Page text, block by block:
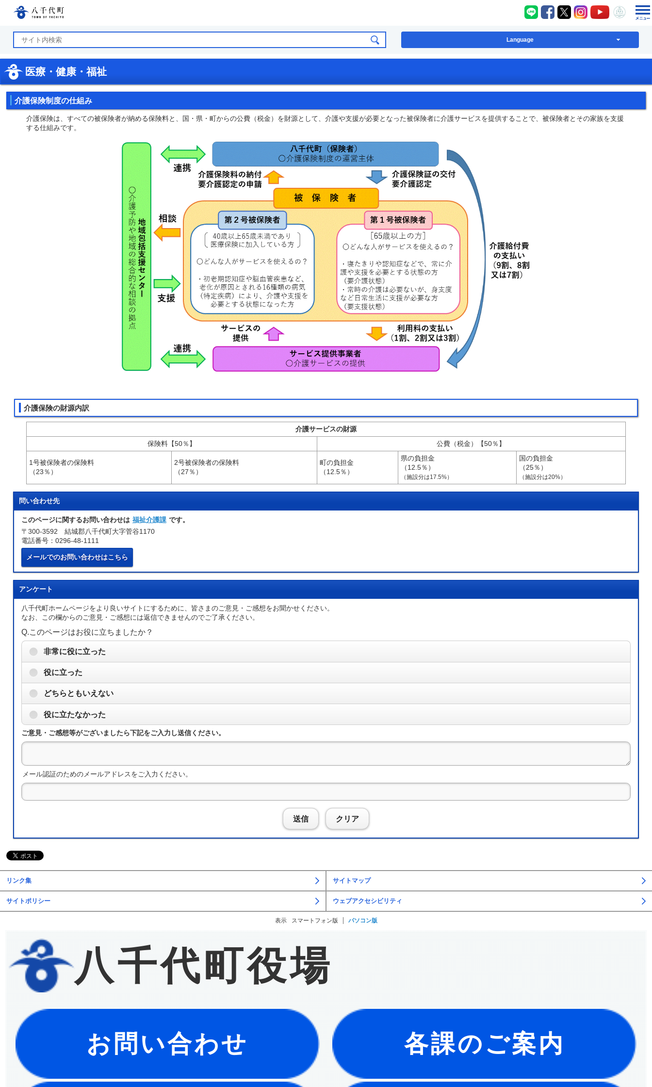
八千代町LINE
八千代町Facebook
八千代町X八千代町Instagram
八千代町八千代
Language
医療・健康・福祉
介護保険制度の仕組み
介護保険は、すべての被保険者が納める保険料と、国・県・町からの公費（税金）を財源として、介護や支援が必要となった被保険者に介護サービスを提供することで、被保険者とその家族を支援
する仕組みです。
介護保険の財源内訳
介護サービスの財源
保険料【50％】
公費（税金）【50％】
1号被保険者の保険料
（23％）
2号被保険者の保険料
（27％）
町の負担金
（12.5％）
県の負担金
（12.5％）
（施設分は17.5%）
国の負担金
（25％）
（施設分は20%）
問い合わせ先
このページに関するお問い合わせは 福祉介護課 です。
〒300-3592 結城郡八千代町大字菅谷1170
電話番号：0296-48-1111
メールでのお問い合わせはこちら
アンケート
八千代町ホームページをより良いサイトにするために、皆さまのご意見・ご感想をお聞かせください。
なお、この欄からのご意見・ご感想には返信できませんのでご了承ください。
Q.このページはお役に立ちましたか？
非常に役に立った
役に立った
どちらともいえない
役に立たなかった
ご意見・ご感想等がございましたら下記をご入力し送信ください。
メール認証のためのメールアドレスをご入力ください。
送信 クリア
リンク集 サイトマップ
サイトポリシー ウェブアクセシビリティ
表示 スマートフォン版 パソコン版
八千代町役場
お問い合わせ 各課のご案内